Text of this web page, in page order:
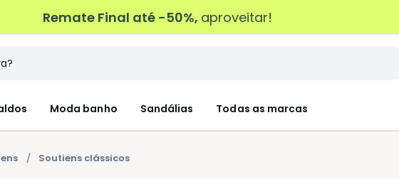
Remate Final até -50%, aproveitar!
Moda banho Sandálias Todas as marcas
Soutiens clássicos